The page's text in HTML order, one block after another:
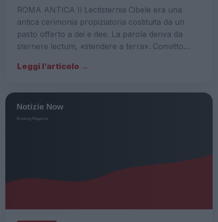
ROMA ANTICA Il Lectisternia Cibele era una
antica cerimonia propiziatoria costituita da un
pasto offerto a dei e dee. La parola deriva da
sternere lectum, «stendere a terra». Convitto…
Leggi l’articolo →